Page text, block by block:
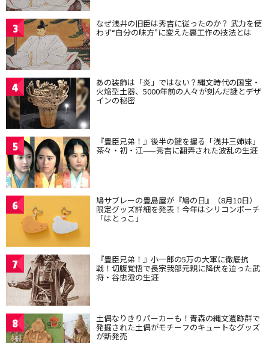
3 なぜ浅井の旧臣は秀吉に従ったのか？ 武力を使
わず“自分の味方”に変えた裏工作の技法とは
4 あの装飾は「炎」ではない？縄文時代の国宝・
火焔型土器、5000年前の人々が刻んだ謎とデザ
インの秘密
5 『豊臣兄弟！』後半の鍵を握る「浅井三姉妹」
茶々・初・江——秀吉に翻弄された波乱の生涯
6 鳩サブレーの豊島屋が『鳩の日』（8月10日）
限定グッズ詳細を発表！今年はシリコンポーチ
「はとっこ」
7 『豊臣兄弟！』小一郎の5万の大軍に徹底抗
戦！切腹覚悟で長宗我部元親に降伏を迫った武
将・谷忠澄の生涯
8 土偶なりきりパーカーも！青森の縄文遺跡群で
発掘された土偶がモチーフのキュートなグッズ
が新発売